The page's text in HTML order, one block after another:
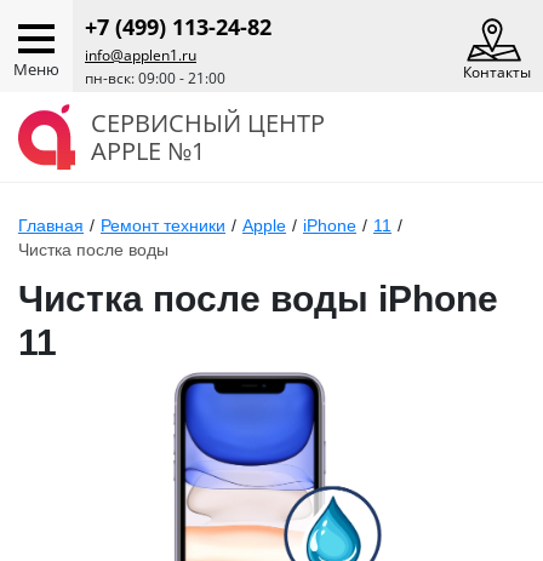
Меню
+7 (499) 113-24-82
info@applen1.ru
пн-вск: 09:00 - 21:00
Контакты
СЕРВИСНЫЙ ЦЕНТР
APPLE №1
Главная / Ремонт техники / Apple / iPhone / 11 /
Чистка после воды
Чистка после воды iPhone
11